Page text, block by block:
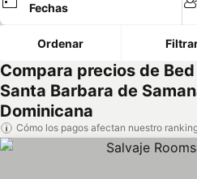
Fechas
Ordenar
Compara precios de
Santa Barbara de
Dominicana
Cómo los pagos afectan nuestro